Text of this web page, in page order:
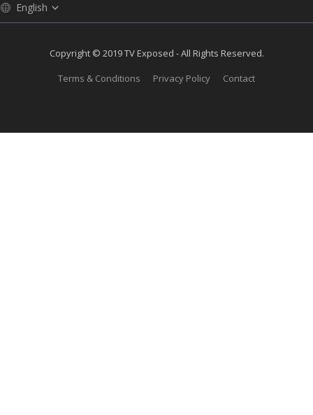
English
Copyright © 2019 TV Exposed - All Rights Reserved.
Terms & Conditions
Privacy Policy Contact